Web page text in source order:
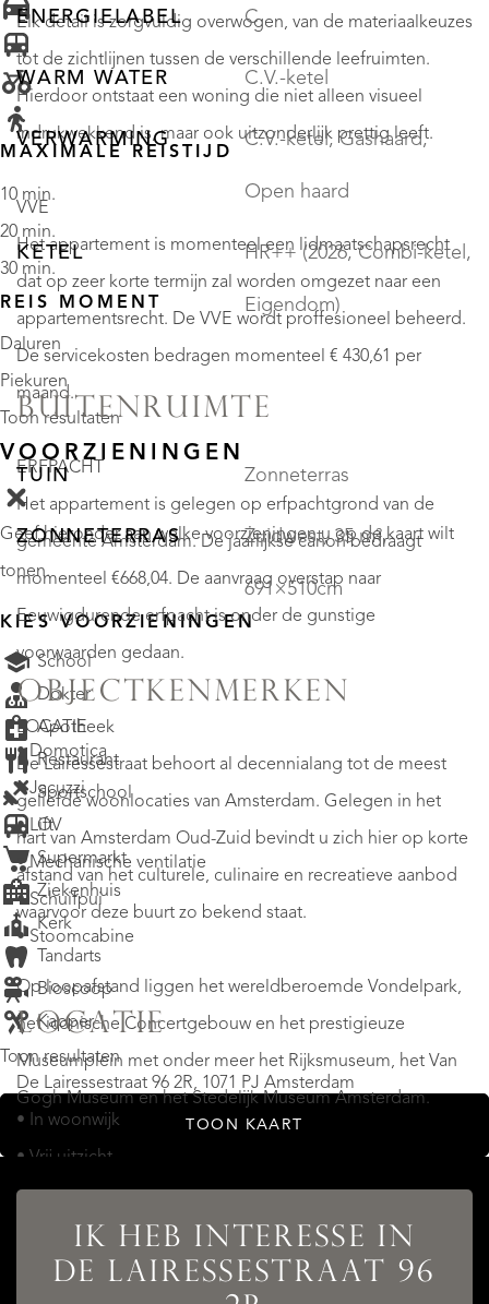
Elk detail is zorgvuldig overwogen, van de materiaalkeuzes
tot de zichtlijnen tussen de verschillende leefruimten.
Hierdoor ontstaat een woning die niet alleen visueel
indrukwekkend is, maar ook uitzonderlijk prettig leeft.
VVE
Het appartement is momenteel een lidmaatschapsrecht
dat op zeer korte termijn zal worden omgezet naar een
appartementsrecht. De VVE wordt proffesioneel beheerd.
De servicekosten bedragen momenteel € 430,61 per
maand.
ERFPACHT
Het appartement is gelegen op erfpachtgrond van de
gemeente Amsterdam. De jaarlijkse canon bedraagt
momenteel €668,04. De aanvraag overstap naar
Eeuwigdurende erfpacht is onder de gunstige
voorwaarden gedaan.
LOCATIE
De Lairessestraat behoort al decennialang tot de meest
geliefde woonlocaties van Amsterdam. Gelegen in het
hart van Amsterdam Oud-Zuid bevindt u zich hier op korte
afstand van het culturele, culinaire en recreatieve aanbod
waarvoor deze buurt zo bekend staat.
Op loopafstand liggen het wereldberoemde Vondelpark,
het iconische Concertgebouw en het prestigieuze
Museumplein met onder meer het Rijksmuseum, het Van
Gogh Museum en het Stedelijk Museum Amsterdam.
Schuytstraat, de Van Baerlestraat en de P.C. Hooftstraat
zich in de directe omgeving. Daarnaast vindt u hier een
ENERGIELABEL C
WARM WATER C.V.-ketel
VERWARMING C.V.-ketel, Gashaard,
Open haard
KETEL HR++ (2026, Combi-ketel,
Eigendom)
BUITENRUIMTE
TUIN Zonneterras
ZONNETERRAS Zuidwest, 35 m²,
691×510cm
OBJECTKENMERKEN
• Domotica
• Jacuzzi
• Lift
• Mechanische ventilatie
• Schuifpui
• Stoomcabine
LOCATIE
De Lairessestraat 96 2R, 1071 PJ Amsterdam
• In woonwijk
• Vrij uitzicht
MAXIMALE REISTIJD
10 min.
20 min.
30 min.
REIS MOMENT
Daluren
Piekuren
Toon resultaten
VOORZIENINGEN
Geef hieronder aan welke voorzieningen u op de kaart wilt
tonen.
KIES VOORZIENINGEN
School
Dokter
Apotheek
Restaurant
Sportschool
OV
Supermarkt
Ziekenhuis
Kerk
Tandarts
Bioscoop
Kapper
Toon resultaten
TOON KAART
IK HEB INTERESSE IN
DE LAIRESSESTRAAT 96